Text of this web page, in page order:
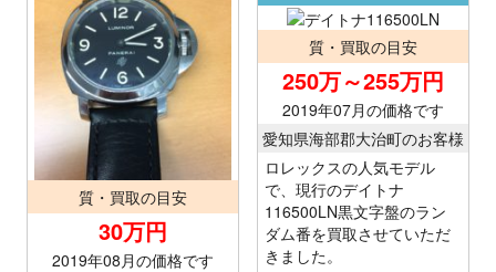
質・買取の目安
30万円
2019年08月の価格です
質・買取の目安
250万～255万円
2019年07月の価格です
愛知県海部郡大治町のお客様
ロレックスの人気モデル
で、現行のデイトナ
116500LN黒文字盤のラン
ダム番を買取させていただ
きました。